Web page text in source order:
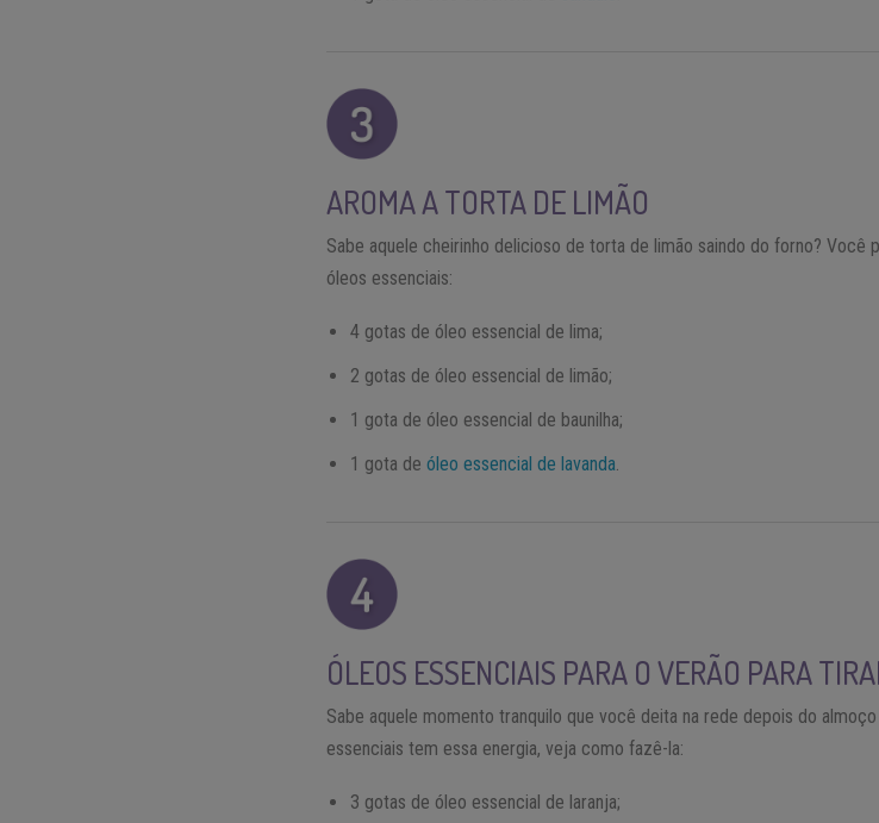
AROMA A TORTA DE LIMÃO
Sabe aquele cheirinho delicioso de torta de limão saindo do forno?
óleos essenciais:
4 gotas de óleo essencial de lima;
2 gotas de óleo essencial de limão;
1 gota de óleo essencial de baunilha;
1 gota deóleo essencial de lavanda.
ÓLEOS ESSENCIAIS PARA O VERÃO PARA
Sabe aquele momento tranquilo que você deita na rede depois do
essenciais tem essa energia, veja como fazê-la:
3 gotas de óleo essencial de laranja;